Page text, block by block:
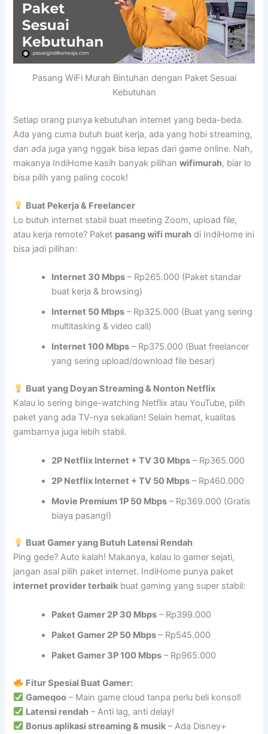
Pasang WiFi Murah Bintuhan dengan Paket Sesuai
Kebutuhan
Setiap orang punya kebutuhan internet yang beda-beda.
Ada yang cuma butuh buat kerja, ada yang hobi streaming,
dan ada juga yang nggak bisa lepas dari game online. Nah,
makanya IndiHome kasih banyak pilihanwifimurah, biar lo
bisa pilih yang paling cocok!
Buat Pekerja & Freelancer
Lo butuh internet stabil buat meeting Zoom, upload file,
atau kerja remote? Paket pasang wifi murah di IndiHome ini
bisa jadi pilihan:
Internet 30 Mbps – Rp265.000 (Paket standar
buat kerja & browsing)
Internet 50 Mbps – Rp325.000 (Buat yang sering
multitasking & video call)
Internet 100 Mbps – Rp375.000 (Buat freelancer
yang sering upload/download file besar)
Buat yang Doyan Streaming & Nonton Netflix
Kalau lo sering binge-watching Netflix atau YouTube, pilih
paket yang ada TV-nya sekalian! Selain hemat, kualitas
gambarnya juga lebih stabil.
2P Netflix Internet + TV 30 Mbps – Rp365.000
2P Netflix Internet + TV 50 Mbps – Rp460.000
Movie Premium 1P 50 Mbps – Rp369.000 (Gratis
biaya pasang!)
Buat Gamer yang Butuh Latensi Rendah
Ping gede? Auto kalah! Makanya, kalau lo gamer sejati,
jangan asal pilih paket internet. IndiHome punya paket
internet provider terbaik buat gaming yang super stabil:
Paket Gamer 2P 30 Mbps – Rp399.000
Paket Gamer 2P 50 Mbps – Rp545.000
Paket Gamer 3P 100 Mbps – Rp965.000
Fitur Spesial Buat Gamer:
Gameqoo – Main game cloud tanpa perlu beli konsol!
Latensi rendah – Anti lag, anti delay!
Bonus aplikasi streaming & musik – Ada Disney+